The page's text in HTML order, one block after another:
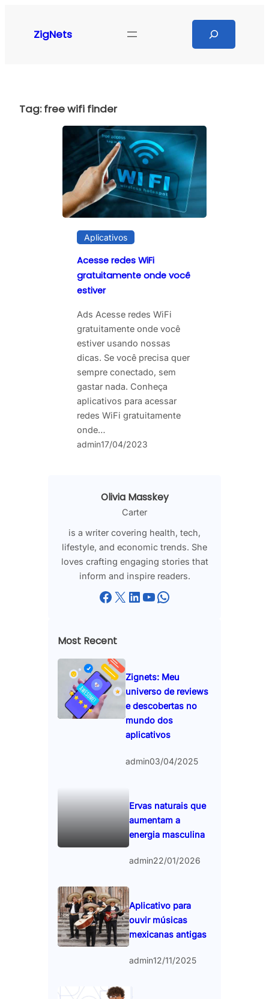
ZigNets
Tag:free wifi finder
Aplicativos
Acesse redes WiFi
gratuitamente onde você
estiver
Ads Acesse redes WiFi
gratuitamente onde você
estiver usando nossas
dicas. Se você precisa quer
sempre conectado, sem
gastar nada. Conheça
aplicativos para acessar
redes WiFi gratuitamente
onde…
admin17/04/2023
Olivia Masskey
Carter
is a writer covering health, tech,
lifestyle, and economic trends. She
loves crafting engaging stories that
inform and inspire readers.
Facebook X LinkedIn YouTube WhatsApp
Most Recent
Zignets: Meu
universo de reviews
e descobertas no
mundo dos
aplicativos
admin03/04/2025
Ervas naturais que
aumentam a
energia masculina
admin22/01/2026
Aplicativo para
ouvir músicas
mexicanas antigas
admin12/11/2025